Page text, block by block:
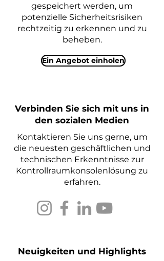
gespeichert werden, um
potenzielle Sicherheitsrisiken
rechtzeitig zu erkennen und zu
beheben.
Ein Angebot einholen
Verbinden Sie sich mit uns in
den sozialen Medien
Kontaktieren Sie uns gerne, um
die neuesten geschäftlichen und
technischen Erkenntnisse zur
Kontrollraumkonsolenlösung zu
erfahren.
Neuigkeiten und Highlights